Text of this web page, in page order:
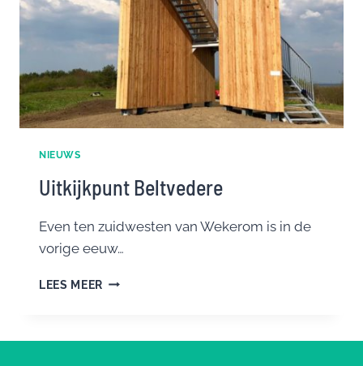
NIEUWS
Uitkijkpunt Beltvedere
Even ten zuidwesten van Wekerom is in de
vorige eeuw…
LEES MEER UITKIJKPUNT